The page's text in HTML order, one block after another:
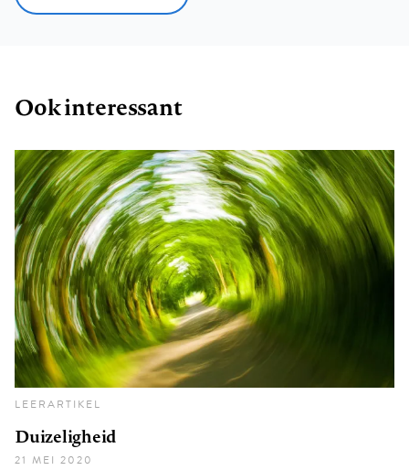
Ook interessant
LEERARTIKEL
Duizeligheid
21 MEI 2020